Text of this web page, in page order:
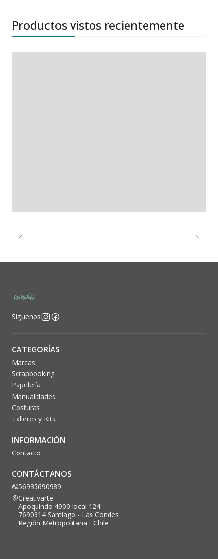
Productos vistos recientemente
Síguenos
CATEGORÍAS
Marcas
Scrapbooking
Papelería
Manualidades
Costuras
Talleres y Kits
INFORMACIÓN
Contacto
CONTÁCTANOS
56935690989
Creativarte
Apoquindo 4900 local 124
7690314 Santiago - Las Condes
Región Metropolitana - Chile